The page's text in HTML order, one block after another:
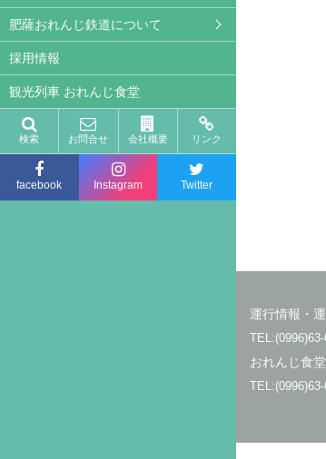
肥薩おれんじ鉄道について
採用情報
観光列車 おれんじ食堂
検索 お問合せ 会社概要 リンク
facebook Instagram Twitter
運行情報・
おれんじ食